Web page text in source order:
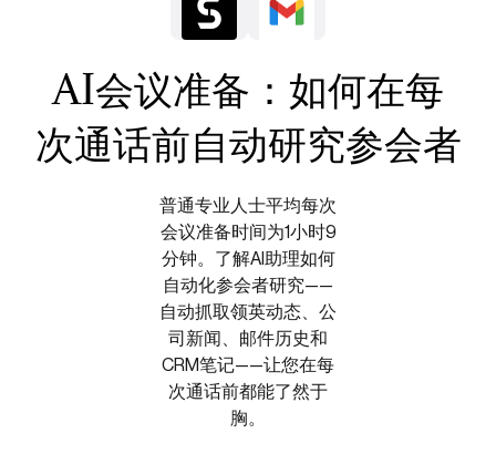
AI会议准备：如何在每
次通话前自动研究参会者
普通专业人士平均每次
会议准备时间为1小时9
分钟。了解AI助理如何
自动化参会者研究——
自动抓取领英动态、公
司新闻、邮件历史和
CRM笔记——让您在每
次通话前都能了然于
胸。